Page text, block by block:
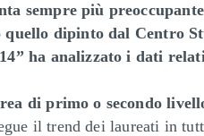
sempre più
dipinto dal Centro
ha analizzato i dati
di primo o secondo
il trend dei laureati in